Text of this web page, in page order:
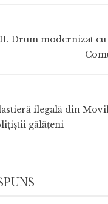
Drum modernizat cu
ilegală din
gălățeni